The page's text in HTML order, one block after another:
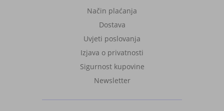
Način plaćanja
Dostava
Uvjeti poslovanja
Izjava o privatnosti
Sigurnost kupovine
Newsletter